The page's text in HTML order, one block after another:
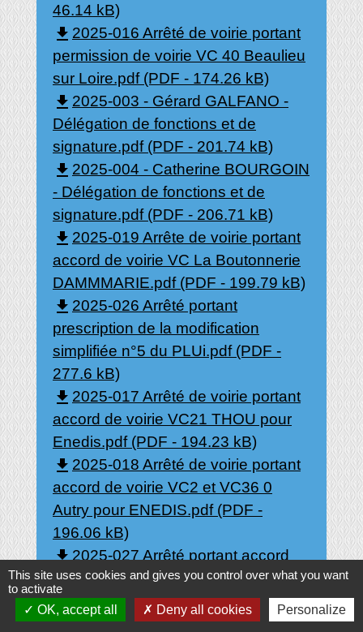
46.14 kB)
file_download 2025-016 Arrêté de voirie portant
permission de voirie VC 40 Beaulieu
sur Loire.pdf (PDF - 174.26 kB)
file_download 2025-003 - Gérard GALFANO -
Délégation de fonctions et de
signature.pdf (PDF - 201.74 kB)
file_download 2025-004 - Catherine BOURGOIN
- Délégation de fonctions et de
signature.pdf (PDF - 206.71 kB)
file_download 2025-019 Arrête de voirie portant
accord de voirie VC La Boutonnerie
DAMMMARIE.pdf (PDF - 199.79 kB)
file_download 2025-026 Arrêté portant
prescription de la modification
simplifiée n°5 du PLUi.pdf (PDF -
277.6 kB)
file_download 2025-017 Arrêté de voirie portant
accord de voirie VC21 THOU pour
Enedis.pdf (PDF - 194.23 kB)
file_download 2025-018 Arrêté de voirie portant
accord de voirie VC2 et VC36 0
Autry pour ENEDIS.pdf (PDF -
196.06 kB)
file_download2025-027 Arrêté portant accord
de voirie VC9 Les Faverats
Pierrefitte ès Bois pour ENEDIS.pdf
(PDF - 386.89 kB)
This site uses cookies and gives you control over what you want
to activate
OK, accept all
Deny all cookies Personalize